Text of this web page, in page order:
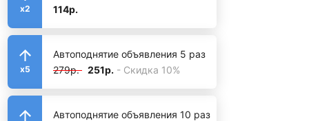
x2
114р.
x5
Автоподнятие объявления 5 раз
279р. 251р. - Скидка 10%
Автоподнятие объявления 10 раз